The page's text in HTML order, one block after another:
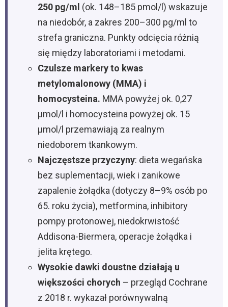
250 pg/ml (ok. 148–185 pmol/l) wskazuje
na niedobór, a zakres 200–300 pg/ml to
strefa graniczna. Punkty odcięcia różnią
się między laboratoriami i metodami.
Czulsze markery to kwas
metylomalonowy (MMA) i
homocysteina. MMA powyżej ok. 0,27
µmol/l i homocysteina powyżej ok. 15
µmol/l przemawiają za realnym
niedoborem tkankowym.
Najczęstsze przyczyny: dieta wegańska
bez suplementacji, wiek i zanikowe
zapalenie żołądka (dotyczy 8–9% osób po
65. roku życia), metformina, inhibitory
pompy protonowej, niedokrwistość
Addisona-Biermera, operacje żołądka i
jelita krętego.
Wysokie dawki doustne działają u
większości chorych – przegląd Cochrane
z 2018 r. wykazał porównywalną